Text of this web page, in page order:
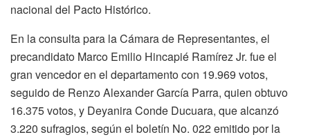
nacional del Pacto Histórico.
En la consulta para la Cámara de Representantes, el
precandidato Marco Emilio Hincapié Ramírez Jr. fue el
gran vencedor en el departamento con 19.969 votos,
seguido de Renzo Alexander García Parra, quien obtuvo
16.375 votos, y Deyanira Conde Ducuara, que alcanzó
3.220 sufragios, según el boletín No. 022 emitido por la